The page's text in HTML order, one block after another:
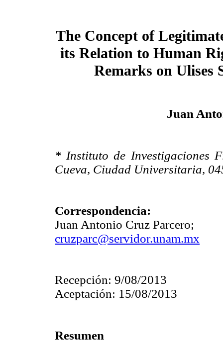
The Concept of
its Relation to Human
Remarks on Ulises
Juan
* Instituto de Investigaciones
Cueva, Ciudad Universitaria,
Correspondencia:
Juan Antonio Cruz Parcero;
cruzparc@servidor.unam.mx
Recepción: 9/08/2013
Aceptación: 15/08/2013
Resumen